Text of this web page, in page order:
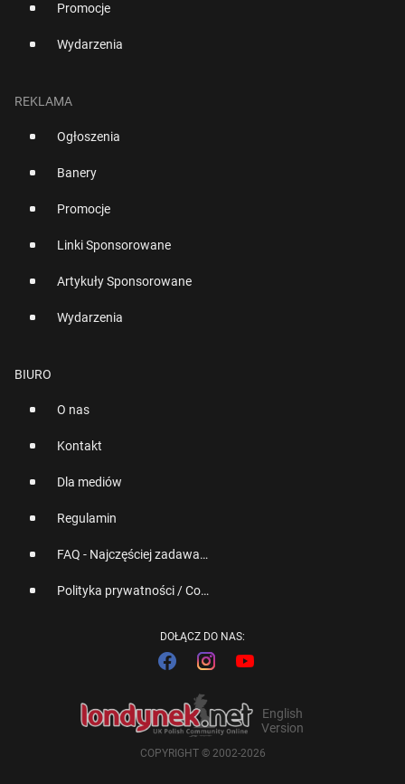
Promocje
Wydarzenia
REKLAMA
Ogłoszenia
Banery
Promocje
Linki Sponsorowane
Artykuły Sponsorowane
Wydarzenia
BIURO
O nas
Kontakt
Dla mediów
Regulamin
FAQ - Najczęściej zadawane pytania
Polityka prywatności / Cookies
DOŁĄCZ DO NAS:
English
Version
COPYRIGHT © 2002-2026